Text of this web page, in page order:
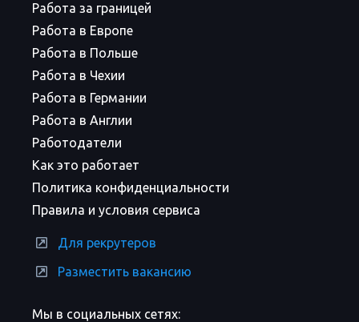
Мы в социальных сетях:
Работа за границей
Работа в Европе
Работа в Польше
Работа в Чехии
Работа в Германии
Работа в Англии
Работодатели
Как это работает
Политика конфиденциальности
Правила и условия сервиса
Для рекрутеров
Разместить вакансию